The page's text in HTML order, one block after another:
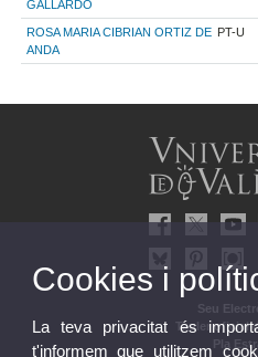
GALLARDO
ROSA MARIA CIBRIAN ORTIZ DE
ANDA
PT-U
Seu
Tauler oficial
Pla
Cookies i
La teva privacitat és
t'informem que utilitzem